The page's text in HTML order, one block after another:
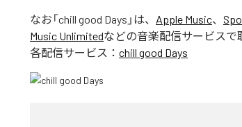
なお「chill good Days 」は、 Apple Music、
Music Unlimitedなどの音楽配信サービスで
各配信サービス： chill good Days